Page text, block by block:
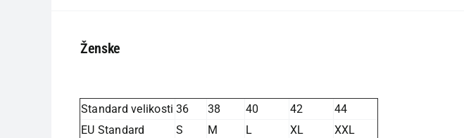
Ženske
Standard velikosti 36 38 40 42
44
EU Standard
S M L XL
XXL